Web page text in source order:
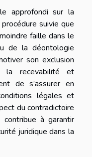
approfondi sur la
suivie que
faille dans le
de la déontologie
son exclusion
la recevabilité et
de s’assurer en
légales et
du contradictoire
contribue à garantir
juridique dans la